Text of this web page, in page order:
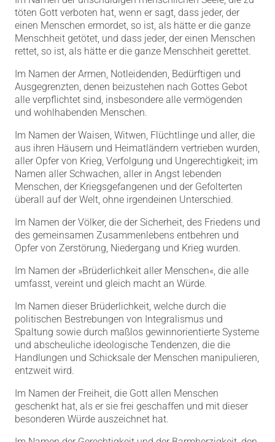
töten Gott verboten hat, wenn er sagt, dass jeder, der
einen Menschen ermordet, so ist, als hätte er die ganze
Menschheit getötet, und dass jeder, der einen Menschen
rettet, so ist, als hätte er die ganze Menschheit gerettet.
Im Namen der Armen, Notleidenden, Bedürftigen und
Ausgegrenzten, denen beizustehen nach Gottes Gebot
alle verpflichtet sind, insbesondere alle vermögenden
und wohlhabenden Menschen.
Im Namen der Waisen, Witwen, Flüchtlinge und aller, die
aus ihren Häusern und Heimatländern vertrieben wurden,
aller Opfer von Krieg, Verfolgung und Ungerechtigkeit; im
Namen aller Schwachen, aller in Angst lebenden
Menschen, der Kriegsgefangenen und der Gefolterten
überall auf der Welt, ohne irgendeinen Unterschied.
Im Namen der Völker, die der Sicherheit, des Friedens und
des gemeinsamen Zusammenlebens entbehren und
Opfer von Zerstörung, Niedergang und Krieg wurden.
Im Namen der »Brüderlichkeit aller Menschen«, die alle
umfasst, vereint und gleich macht an Würde.
Im Namen dieser Brüderlichkeit, welche durch die
politischen Bestrebungen von Integralismus und
Spaltung sowie durch maßlos gewinnorientierte Systeme
und abscheuliche ideologische Tendenzen, die die
Handlungen und Schicksale der Menschen manipulieren,
entzweit wird.
Im Namen der Freiheit, die Gott allen Menschen
geschenkt hat, als er sie frei geschaffen und mit dieser
besonderen Würde auszeichnet hat.